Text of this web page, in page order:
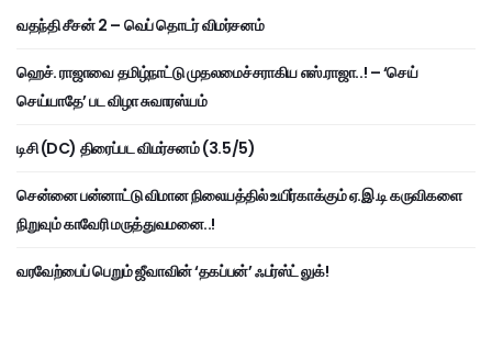
வதந்தி சீசன் 2 – வெப் தொடர் விமர்சனம்
ஹெச். ராஜாவை தமிழ்நாட்டு முதலமைச்சராகிய எஸ்.ராஜா..! – ‘செய்
செய்யாதே’ பட விழா சுவாரஸ்யம்
டிசி (DC) திரைப்பட விமர்சனம் (3.5/5)
சென்னை பன்னாட்டு விமான நிலையத்தில் உயிர்காக்கும் ஏ.இ.டி கருவிகளை
நிறுவும் காவேரி மருத்துவமனை..!
வரவேற்பைப் பெறும் ஜீவாவின் ‘தகப்பன்’ ஃபர்ஸ்ட் லுக்!